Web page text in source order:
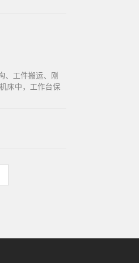
、工件搬运、刚
床中，工作台保